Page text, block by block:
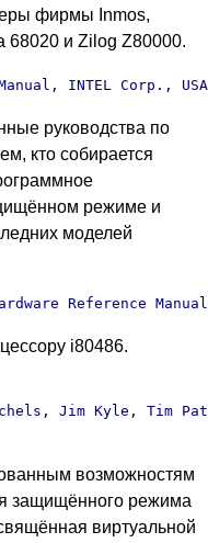
фирмы Inmos,
68020 и Zilog Z80000.
INTEL Corp.,
руководства по
кто собирается
режиме и
моделей
Reference
i80486.
Jim Kyle, Tim
возможностям
защищённого режима
виртуальной